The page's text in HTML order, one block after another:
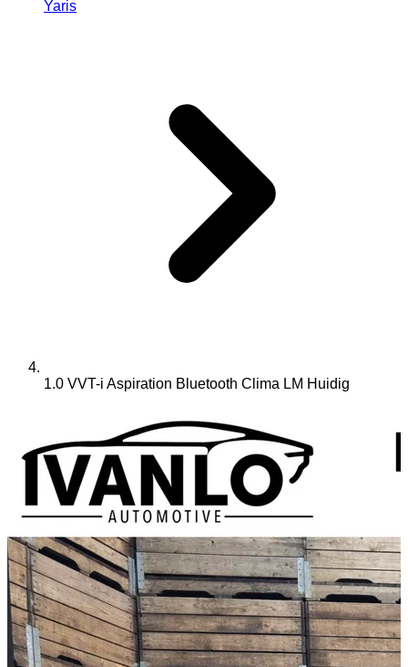
Yaris
1.0 VVT-i Aspiration Bluetooth Clima LM Huidig